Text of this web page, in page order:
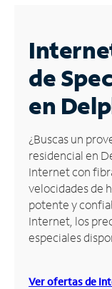
Business
Contáctanos
Inglés
Administrar
cuenta
Encuentra
una
tienda
de
en
¿Buscas un
residencial en
Internet con
velocidades de
potente y
Internet, los
especiales
Ver ofertas de